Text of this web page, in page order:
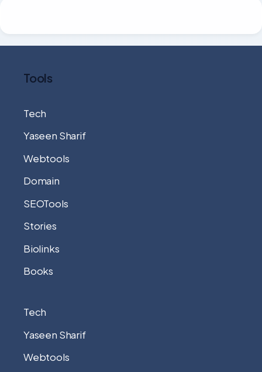
Tools
Tech
Yaseen Sharif
Webtools
Domain
SEOTools
Stories
Biolinks
Books
Tech
Yaseen Sharif
Webtools